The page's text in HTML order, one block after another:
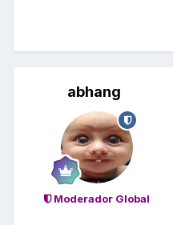
abhang
Moderador Global